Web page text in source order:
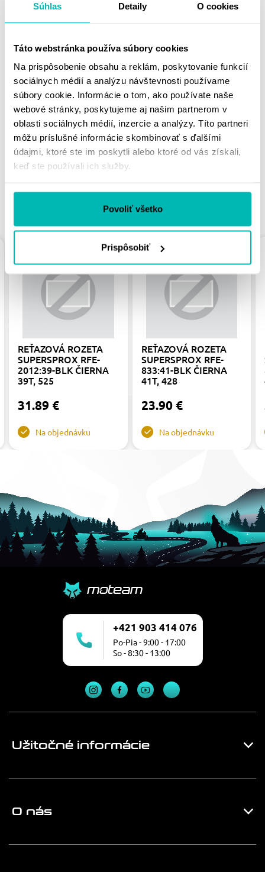
Súhlas Detaily O cookies
Táto webstránka používa súbory cookies
Na prispôsobenie obsahu a reklám, poskytovanie funkcií
sociálnych médií a analýzu návštevnosti používame
súbory cookie. Informácie o tom, ako používate naše
webové stránky, poskytujeme aj našim partnerom v
oblasti sociálnych médií, inzercie a analýzy. Títo partneri
môžu príslušné informácie skombinovať s ďalšími
údajmi, ktoré ste im poskytli alebo ktoré od vás získali,
keď ste používali ich služby.
Povoliť všetko
Prispôsobiť
Pevnější zuby = vyšší životnost řetězové sady až o 10%.
Rozeta 51z, řetěz 420.
MOHLO BY SA VÁM
PÁČIŤ
PODOBNÉ PRODUKTY
REŤAZOVÁ ROZETA
SUPERSPROX RFE-
2012:39-BLK ČIERNA
39T, 525
31.89 €
Na objednávku
REŤAZOVÁ ROZETA
SUPERSPROX RFE-
833:41-BLK ČIERNA
41T, 428
23.90 €
Na objednávku
+421 903 414 076
Po-Pia - 9:00 - 17:00
So - 8:30 - 13:00
Užitočné informácie
O nás